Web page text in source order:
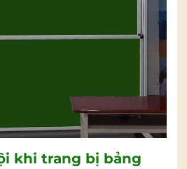
khi trang bị bảng